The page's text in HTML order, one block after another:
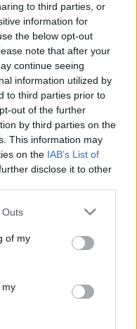
to third parties, or
information for
the below opt-out
note that after your
continue seeing
information utilized by
to third parties prior to
out of the further
by third parties on the
This information may
on the IAB’s List of
disclose it to other
Outs
of my
my